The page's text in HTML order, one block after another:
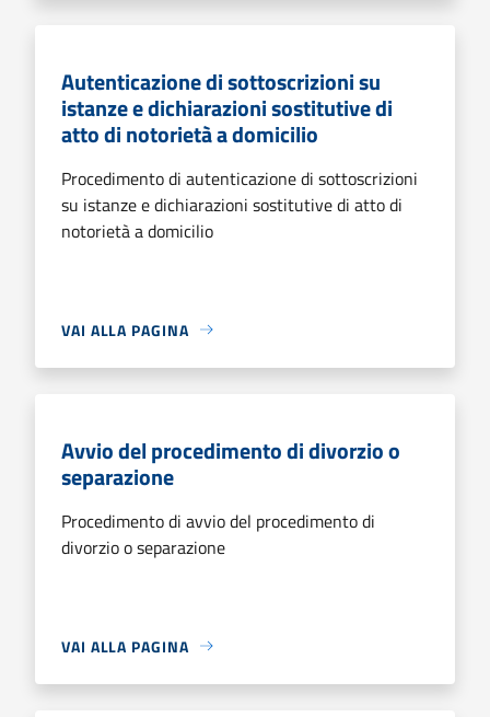
Autenticazione di sottoscrizioni su
istanze e dichiarazioni sostitutive di
atto di notorietà a domicilio
Procedimento di autenticazione di sottoscrizioni
su istanze e dichiarazioni sostitutive di atto di
notorietà a domicilio
VAI ALLA PAGINA
Avvio del procedimento di divorzio o
separazione
Procedimento di avvio del procedimento di
divorzio o separazione
VAI ALLA PAGINA